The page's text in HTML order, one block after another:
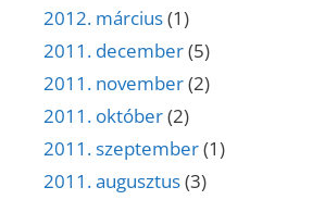
2012. március(1)
2011. december(5)
2011. november(2)
2011. október(2)
2011. szeptember(1)
2011. augusztus(3)